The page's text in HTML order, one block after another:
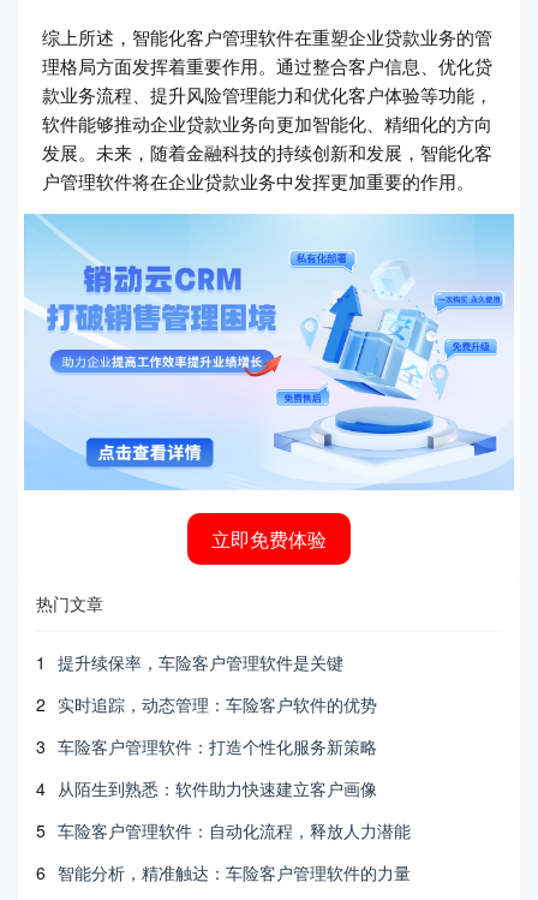
综上所述，智能化客户管理软件在重塑企业贷款业务的管
理格局方面发挥着重要作用。通过整合客户信息、优化贷
款业务流程、提升风险管理能力和优化客户体验等功能，
软件能够推动企业贷款业务向更加智能化、精细化的方向
发展。未来，随着金融科技的持续创新和发展，智能化客
户管理软件将在企业贷款业务中发挥更加重要的作用。
立即免费体验
热门文章
1
提升续保率，车险客户管理软件是关键
2 实时追踪，动态管理：车险客户软件的优势
3 车险客户管理软件：打造个性化服务新策略
4 从陌生到熟悉：软件助力快速建立客户画像
5 车险客户管理软件：自动化流程，释放人力潜能
6 智能分析，精准触达：车险客户管理软件的力量